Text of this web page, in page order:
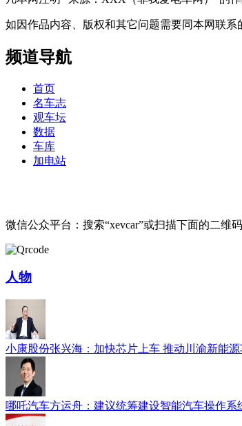
如因作品内容、版权和其它问题需要同本网联系
频道导航
首页
名车志
观车坛
数据
车库
加电站
微信公众平台：搜索“xevcar”或扫描下面的二维码
人物
小康股份张兴海：加快芯片上车 推动川渝新能源
哪吒汽车方运舟：建议统筹建设智能汽车操作系